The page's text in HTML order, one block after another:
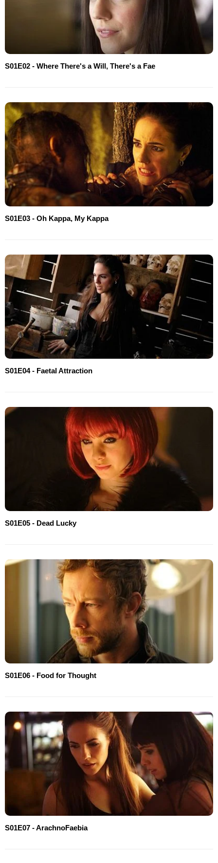
S01E02 - Where There's a Will, There's a Fae
S01E03 - Oh Kappa, My Kappa
S01E04 - Faetal Attraction
S01E05 - Dead Lucky
S01E06 - Food for Thought
S01E07 - ArachnoFaebia